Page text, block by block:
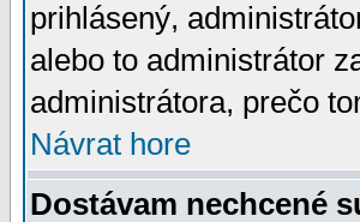
prihlásený,
alebo to administrátor
administrátora, prečo
Návrat hore
Dostávam nechcené